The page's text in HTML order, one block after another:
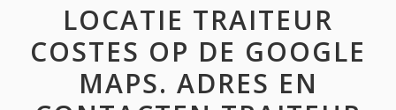
LOCATIE TRAITEUR
COSTES OP DE GOOGLE
MAPS. ADRES EN